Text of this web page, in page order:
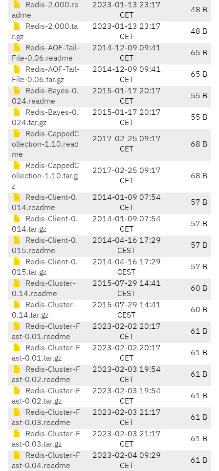
Redis-2.000.re
adme
2023-01-13 23:17
CET
48 B
Redis-2.000.ta
r.gz
2023-01-13 23:17
CET
48 B
Redis-AOF-Tail-
File-0.06.readme
2014-12-09 09:41
CET
65 B
Redis-AOF-Tail-
File-0.06.tar.gz
2014-12-09 09:41
CET
65 B
Redis-Bayes-0.
024.readme
2015-01-17 20:17
CET
55 B
Redis-Bayes-0.
024.tar.gz
2015-01-17 20:17
CET
55 B
Redis-CappedC
ollection-1.10.read
me
2017-02-25 09:17
CET
68 B
Redis-CappedC
ollection-1.10.tar.g
z
2017-02-25 09:17
CET
68 B
Redis-Client-0.
014.readme
2014-01-09 07:54
CET
57 B
Redis-Client-0.
014.tar.gz
2014-01-09 07:54
CET
57 B
Redis-Client-0.
015.readme
2014-04-16 17:29
CEST
57 B
Redis-Client-0.
015.tar.gz
2014-04-16 17:29
CEST
57 B
Redis-Cluster-
0.14.readme
2015-07-29 14:41
CEST
60 B
Redis-Cluster-
0.14.tar.gz
2015-07-29 14:41
CEST
60 B
Redis-Cluster-F
ast-0.01.readme
2023-02-02 20:17
CET
61 B
Redis-Cluster-F
ast-0.01.tar.gz
2023-02-02 20:17
CET
61 B
Redis-Cluster-F
ast-0.02.readme
2023-02-03 19:54
CET
61 B
Redis-Cluster-F
ast-0.02.tar.gz
2023-02-03 19:54
CET
61 B
Redis-Cluster-F
ast-0.03.readme
2023-02-03 21:17
CET
61 B
Redis-Cluster-F
ast-0.03.tar.gz
2023-02-03 21:17
CET
61 B
Redis-Cluster-F
ast-0.04.readme
2023-02-04 09:29
CET
61 B